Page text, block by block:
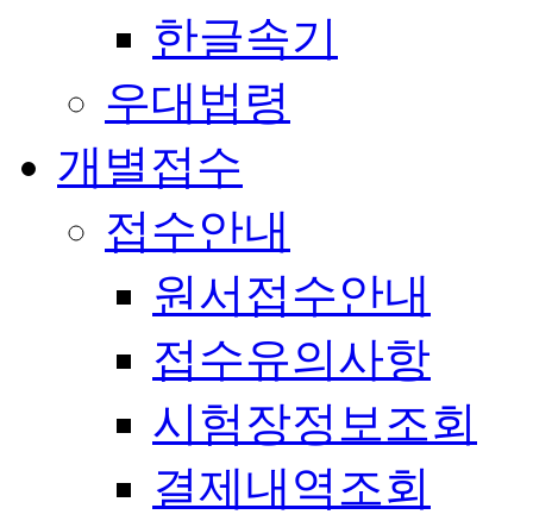
한글속기
우대법령
개별접수
접수안내
원서접수안내
접수유의사항
시험장정보조회
결제내역조회